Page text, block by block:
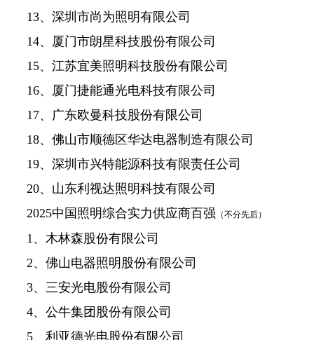
13、深圳市尚为照明有限公司
14、厦门市朗星科技股份有限公司
15、江苏宜美照明科技股份有限公司
16、厦门捷能通光电科技有限公司
17、广东欧曼科技股份有限公司
18、佛山市顺德区华达电器制造有限公司
19、深圳市兴特能源科技有限责任公司
20、山东利视达照明科技有限公司
2025中国照明综合实力供应商百强 （不分先后）
1、木林森股份有限公司
2、佛山电器照明股份有限公司
3、三安光电股份有限公司
4、公牛集团股份有限公司
5、利亚德光电股份有限公司